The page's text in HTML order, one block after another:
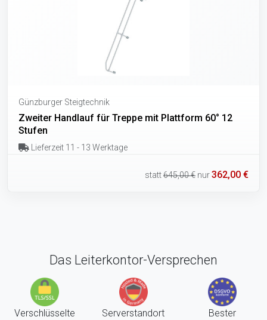
Günzburger Steigtechnik
Zweiter Handlauf für Treppe mit Plattform 60° 12
Stufen
Lieferzeit 11 - 13 Werktage
statt645,00 € nur362,00 €
Das Leiterkontor-Versprechen
Verschlüsselte
Serverstandort
Bester